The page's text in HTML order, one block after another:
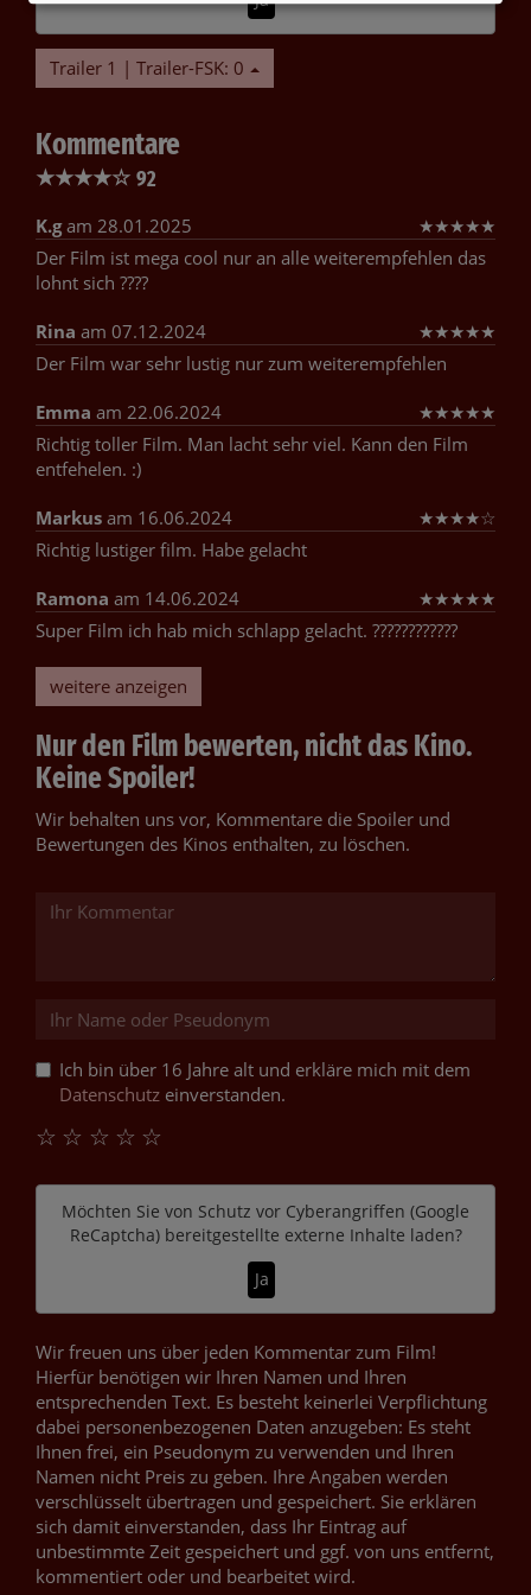
Trailer 1 | Trailer-FSK: 0
Kommentare
★★★★☆ 92
K.gam 28.01.2025 ★★★★★
Der Film ist mega cool nur an alle weiterempfehlen das
lohnt sich ????
Rina am 07.12.2024 ★★★★★
Der Film war sehr lustig nur zum weiterempfehlen
Emma am 22.06.2024 ★★★★★
Richtig toller Film. Man lacht sehr viel. Kann den Film
entfehelen. :)
Markus am 16.06.2024 ★★★★☆
Richtig lustiger film. Habe gelacht
Ramona am 14.06.2024 ★★★★★
Super Film ich hab mich schlapp gelacht. ????????????
weitere anzeigen
Nur den Film bewerten, nicht das Kino.
Keine Spoiler!
Wir behalten uns vor, Kommentare die Spoiler und
Bewertungen des Kinos enthalten, zu löschen.
Ich bin über 16 Jahre alt und erkläre mich mit dem
Datenschutz einverstanden.
☆
☆
☆
☆
☆
Möchten Sie von Schutz vor Cyberangriffen (Google
ReCaptcha)bereitgestellte externe Inhalte laden?
Ja
Wir freuen uns über jeden Kommentar zum Film!
Hierfür benötigen wir Ihren Namen und Ihren
entsprechenden Text. Es besteht keinerlei Verpflichtung
dabei personenbezogenen Daten anzugeben: Es steht
Ihnen frei, ein Pseudonym zu verwenden und Ihren
Namen nicht Preis zu geben. Ihre Angaben werden
verschlüsselt übertragen und gespeichert. Sie erklären
sich damit einverstanden, dass Ihr Eintrag auf
unbestimmte Zeit gespeichert und ggf. von uns entfernt,
kommentiert oder und bearbeitet wird.